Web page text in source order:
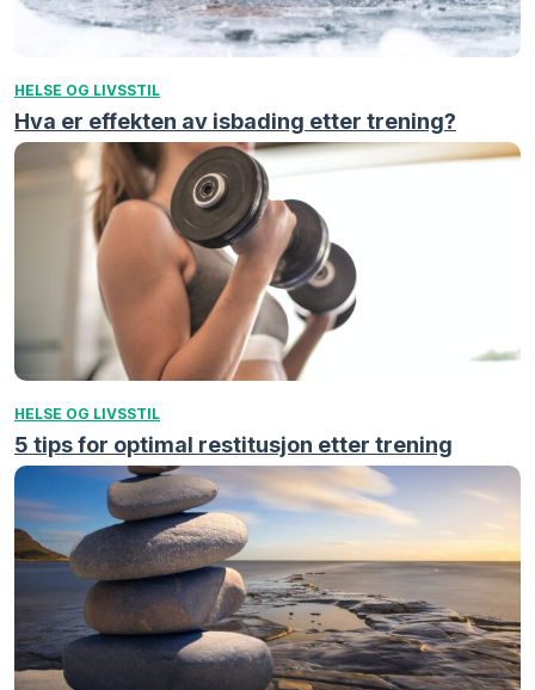
HELSE OG LIVSSTIL
Hva er effekten av isbading etter trening?
HELSE OG LIVSSTIL
5 tips for optimal restitusjon etter trening